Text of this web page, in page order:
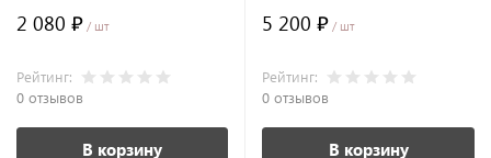
2 080 ₽ / шт
Рейтинг:
0 отзывов
В корзину
5 200 ₽ / шт
Рейтинг:
0 отзывов
В корзину